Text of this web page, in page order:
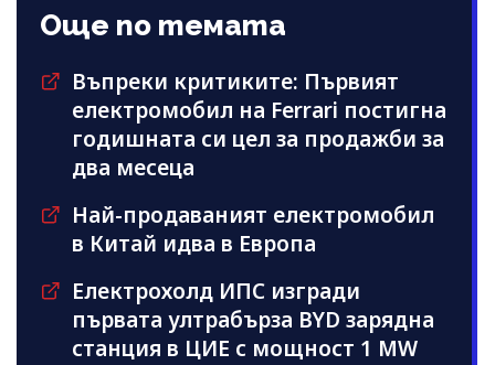
Още по темата
Въпреки критиките: Първият
електромобил на Ferrari постигна
годишната си цел за продажби за
два месеца
Най-продаваният електромобил
в Китай идва в Европа
Електрохолд ИПС изгради
първата ултрабърза BYD зарядна
станция в ЦИЕ с мощност 1 MW